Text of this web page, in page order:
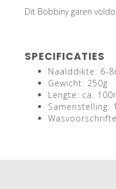
Dit Bobbiny garen
SPECIFICATIES
Naalddikte: 6-
Gewicht: 250g
Lengte: ca.
Samenstelling: